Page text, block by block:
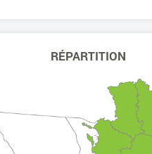
RÉPARTITION